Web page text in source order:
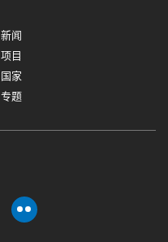
新闻
项目
国家
专题